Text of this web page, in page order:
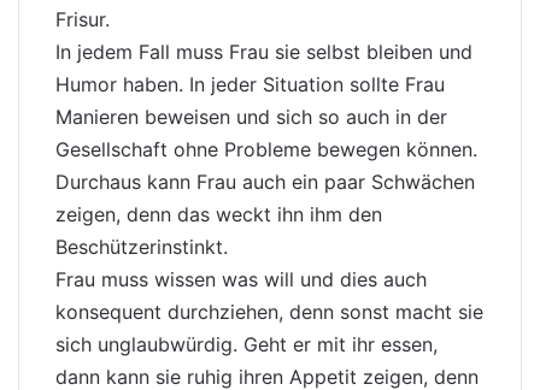
Frisur.
In jedem Fall muss Frau sie selbst bleiben und
Humor haben. In jeder Situation sollte Frau
Manieren beweisen und sich so auch in der
Gesellschaft ohne Probleme bewegen können.
Durchaus kann Frau auch ein paar Schwächen
zeigen, denn das weckt ihn ihm den
Beschützerinstinkt.
Frau muss wissen was will und dies auch
konsequent durchziehen, denn sonst macht sie
sich unglaubwürdig. Geht er mit ihr essen,
dann kann sie ruhig ihren Appetit zeigen, denn